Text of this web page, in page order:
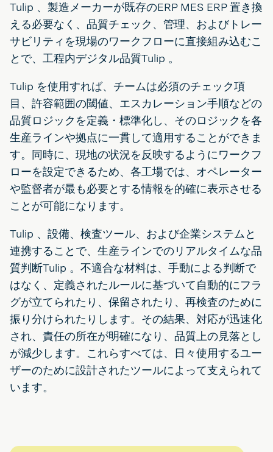
Tulip 、製造メーカーが既存のERP MES ERP 置き換
える必要なく、品質チェック、管理、およびトレー
サビリティを現場のワークフローに直接組み込むこ
とで、工程内デジタル品質Tulip 。
Tulip を使用すれば、チームは必須のチェック項
目、許容範囲の閾値、エスカレーション手順などの
品質ロジックを定義・標準化し、そのロジックを各
生産ラインや拠点に一貫して適用することができま
す。同時に、現地の状況を反映するようにワークフ
ローを設定できるため、各工場では、オペレーター
や監督者が最も必要とする情報を的確に表示させる
ことが可能になります。
Tulip 、設備、検査ツール、および企業システムと
連携することで、生産ラインでのリアルタイムな品
質判断Tulip 。不適合な材料は、手動による判断で
はなく、定義されたルールに基づいて自動的にフラ
グが立てられたり、保留されたり、再検査のために
振り分けられたりします。その結果、対応が迅速化
され、責任の所在が明確になり、品質上の見落とし
が減少します。これらすべては、日々使用するユー
ザーのために設計されたツールによって支えられて
います。